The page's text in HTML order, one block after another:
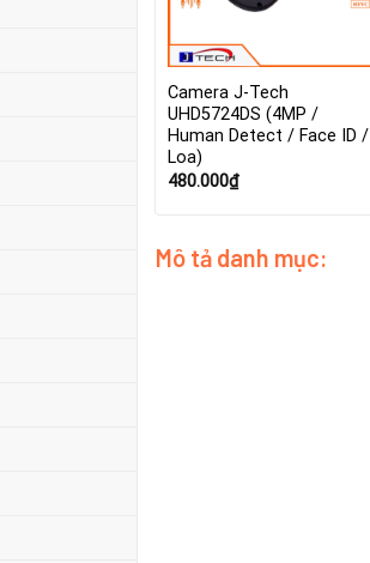
Camera J-Tech
UHD5724DS (4MP /
Human Detect / Face ID /
Loa)
480.000₫
Mô tả danh mục: